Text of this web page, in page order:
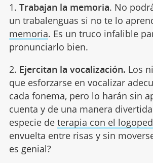
1. Trabajan la memoria. No
un trabalenguas si no te lo
memoria. Es un truco infalible
pronunciarlo bien.
2. Ejercitan la vocalización. Los
que esforzarse en vocalizar
cada fonema, pero lo harán sin
cuenta y de una manera
especie de terapia con el
envuelta entre risas y sin
es genial?